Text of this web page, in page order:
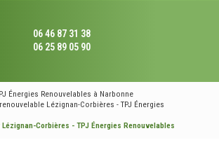
06 46 87 31 38
06 25 89 05 90
Énergies Renouvelables à Narbonne
Lézignan-Corbières - TPJ Énergies
Corbières - TPJ Énergies Renouvelables